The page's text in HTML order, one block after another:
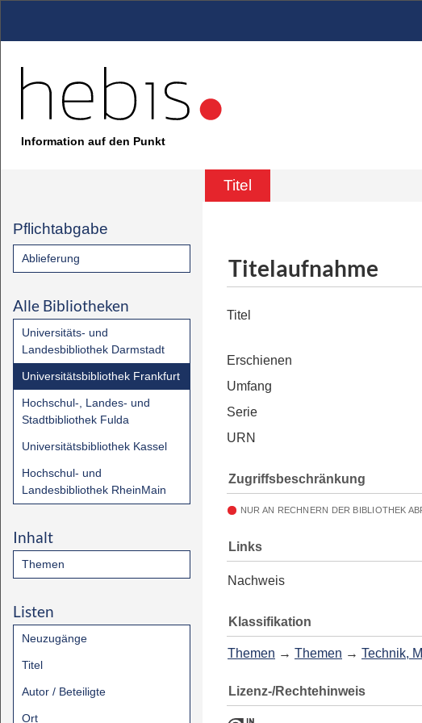
Information auf den Punkt
Titel
Pflichtabgabe
Ablieferung
Alle Bibliotheken
Universitäts- und
Landesbibliothek Darmstadt
Universitätsbibliothek Frankfurt
Hochschul-, Landes- und
Stadtbibliothek Fulda
Universitätsbibliothek Kassel
Hochschul- und
Landesbibliothek RheinMain
Inhalt
Themen
Listen
Neuzugänge
Titel
Autor / Beteiligte
Ort
Titelaufnahme
Titel
Erschienen
Umfang
Serie
URN
Zugriffsbeschränkung
NUR AN RECHNERN DER BIBLIOTHEK
Links
Nachweis
Klassifikation
Themen → Themen → Technik,
Lizenz-/Rechtehinweis